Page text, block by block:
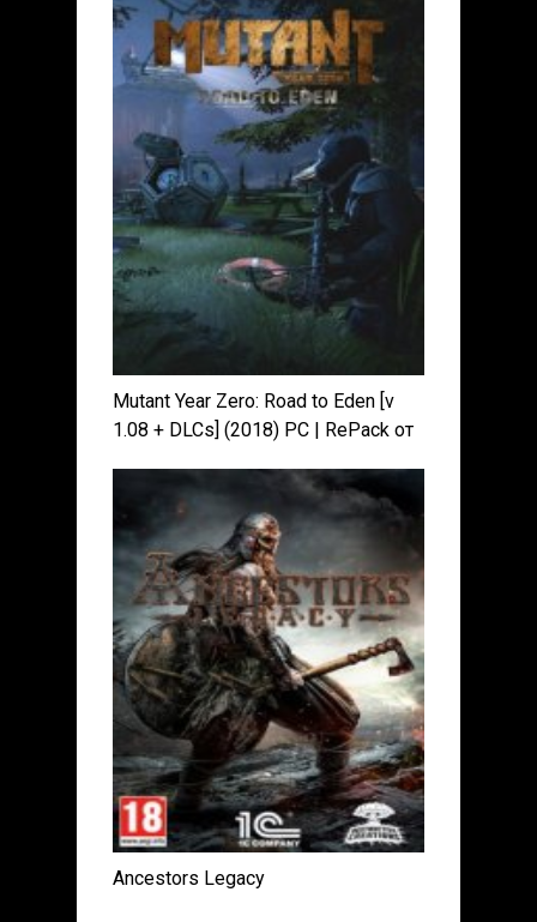
Mutant Year Zero: Road to Eden [v
1.08 + DLCs] (2018) PC | RePack от
Ancestors Legacy